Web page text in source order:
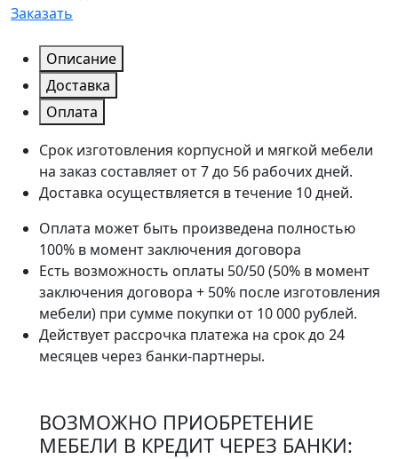
Заказать
Описание
Доставка
Оплата
Срок изготовления корпусной и мягкой мебели
на заказ составляет от 7 до 56 рабочих дней.
Доставка осуществляется в течение 10 дней.
Оплата может быть произведена полностью
100% в момент заключения договора
Есть возможность оплаты 50/50 (50% в момент
заключения договора + 50% после изготовления
мебели) при сумме покупки от 10 000 рублей.
Действует рассрочка платежа на срок до 24
месяцев через банки-партнеры.
ВОЗМОЖНО ПРИОБРЕТЕНИЕ
МЕБЕЛИ В КРЕДИТ ЧЕРЕЗ БАНКИ: